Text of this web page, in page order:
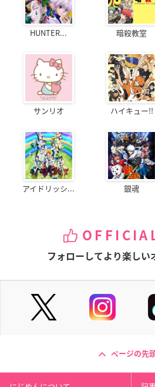
HUNTER... 暗殺教室
サンリオ ハイキュー!!
アイドリッシ... 銀魂
フォローしてより楽しい
ページの先